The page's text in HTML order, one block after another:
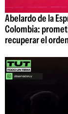
Abelardo de la
Colombia:
recuperar el